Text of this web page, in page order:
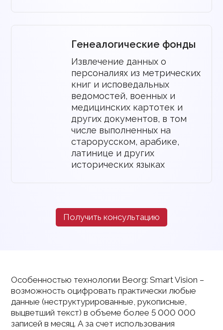
Генеалогические фонды
Извлечение данных о
персоналиях из метрических
книг и исповедальных
ведомостей, военных и
медицинских картотек и
других документов, в том
числе выполненных на
старорусском, арабике,
латинице и других
исторических языках
Получить консультацию
Особенностью технологии Beorg: Smart Vision –
возможность оцифровать практически любые
данные (неструктурированные, рукописные,
выцветший текст) в объеме более 5 000 000
записей в месяц. А за счет использования